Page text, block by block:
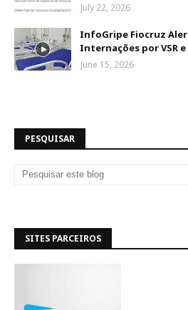
July 22, 2026
InfoGripe Fiocruz
Internações por VSR
June 15, 2026
PESQUISAR
SITES PARCEIROS